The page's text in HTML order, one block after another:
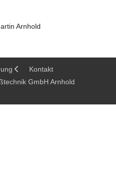
Arnhold
Kontakt
GmbH Arnhold